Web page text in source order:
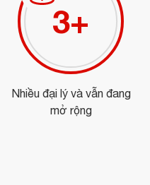
3+
Nhiều đại lý và vẫn đang
mở rộng